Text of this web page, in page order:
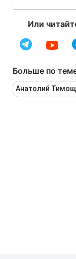
Или
Больше по
Анатолий